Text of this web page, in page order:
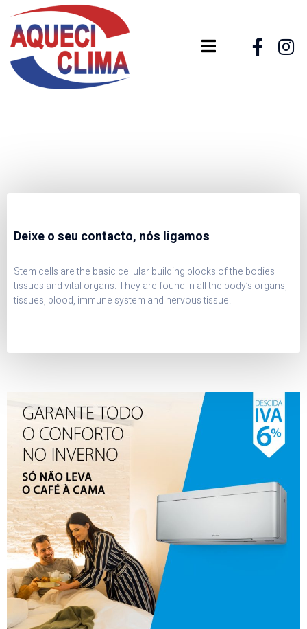
Deixe o seu contacto, nós ligamos
Stem cells are the basic cellular building blocks of the bodies
tissues and vital organs. They are found in all the body’s organs,
tissues, blood, immune system and nervous tissue.